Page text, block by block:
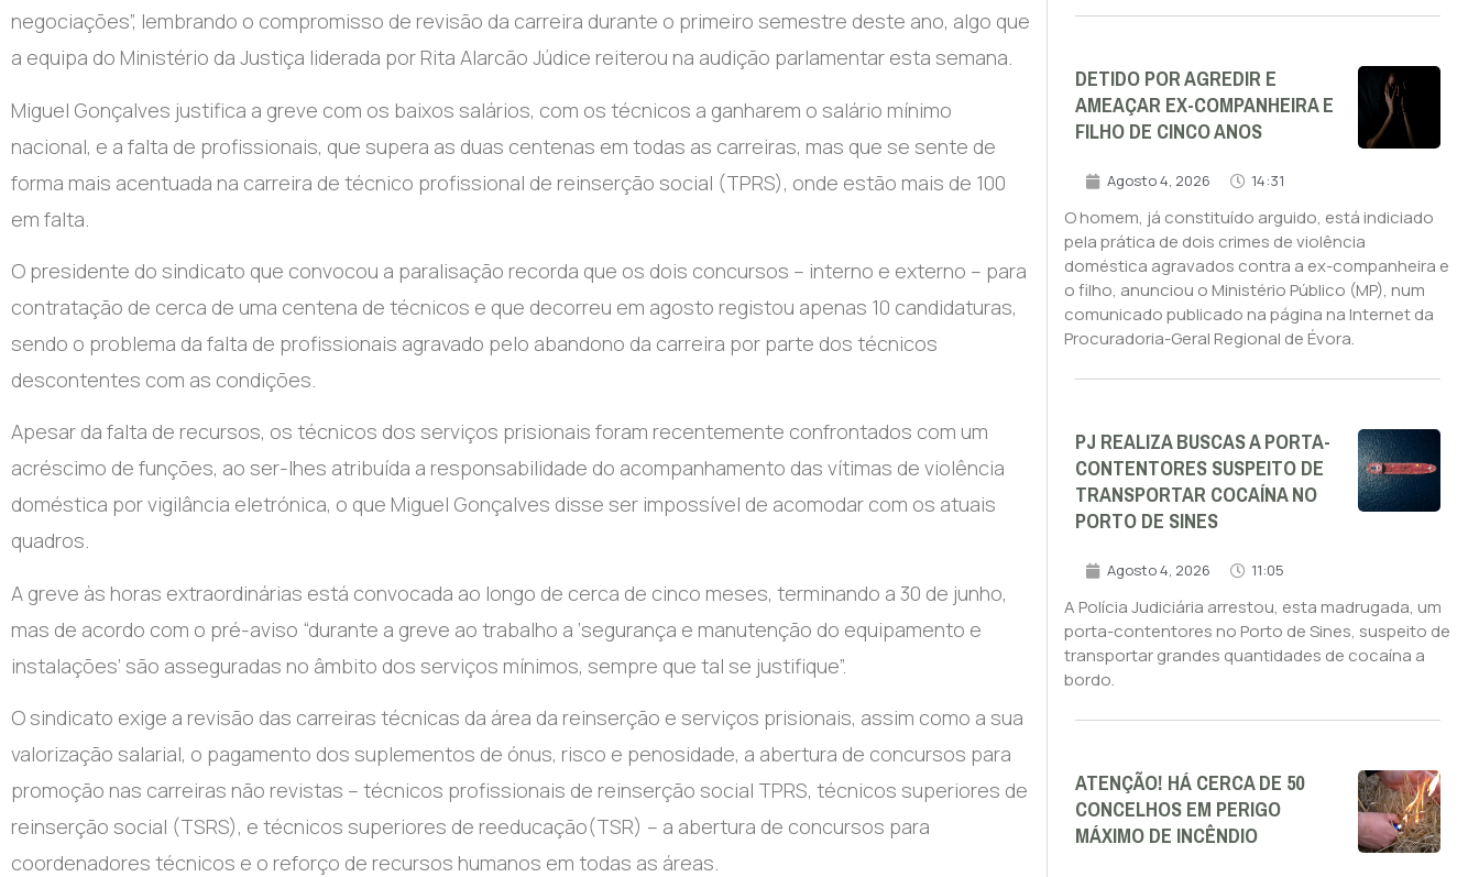
negociações”, lembrando o compromisso de revisão da carreira durante o primeiro semestre deste ano, algo que
a equipa do Ministério da Justiça liderada por Rita Alarcão Júdice reiterou na audição parlamentar esta semana.
Miguel Gonçalves justifica a greve com os baixos salários, com os técnicos a ganharem o salário mínimo
nacional, e a falta de profissionais, que supera as duas centenas em todas as carreiras, mas que se sente de
forma mais acentuada na carreira de técnico profissional de reinserção social (TPRS), onde estão mais de 100
em falta.
O presidente do sindicato que convocou a paralisação recorda que os dois concursos – interno e externo – para
contratação de cerca de uma centena de técnicos e que decorreu em agosto registou apenas 10 candidaturas,
sendo o problema da falta de profissionais agravado pelo abandono da carreira por parte dos técnicos
descontentes com as condições.
Apesar da falta de recursos, os técnicos dos serviços prisionais foram recentemente confrontados com um
acréscimo de funções, ao ser-lhes atribuída a responsabilidade do acompanhamento das vítimas de violência
doméstica por vigilância eletrónica, o que Miguel Gonçalves disse ser impossível de acomodar com os atuais
quadros.
A greve às horas extraordinárias está convocada ao longo de cerca de cinco meses, terminando a 30 de junho,
mas de acordo com o pré-aviso “durante a greve ao trabalho a ‘segurança e manutenção do equipamento e
instalações’ são asseguradas no âmbito dos serviços mínimos, sempre que tal se justifique”.
O sindicato exige a revisão das carreiras técnicas da área da reinserção e serviços prisionais, assim como a sua
valorização salarial, o pagamento dos suplementos de ónus, risco e penosidade, a abertura de concursos para
promoção nas carreiras não revistas – técnicos profissionais de reinserção social TPRS, técnicos superiores de
reinserção social (TSRS), e técnicos superiores de reeducação(TSR) – a abertura de concursos para
coordenadores técnicos e o reforço de recursos humanos em todas as áreas.
DETIDO POR AGREDIR E
AMEAÇAR EX-COMPANHEIRA E
FILHO DE CINCO ANOS
Agosto 4, 2026 14:31
O homem, já constituído arguido, está indiciado
pela prática de dois crimes de violência
doméstica agravados contra a ex-companheira e
o filho, anunciou o Ministério Público (MP), num
comunicado publicado na página na Internet da
Procuradoria-Geral Regional de Évora.
PJ REALIZA BUSCAS A PORTA-
CONTENTORES SUSPEITO DE
TRANSPORTAR COCAÍNA NO
PORTO DE SINES
Agosto 4, 2026 11:05
A Polícia Judiciária arrestou, esta madrugada, um
porta-contentores no Porto de Sines, suspeito de
transportar grandes quantidades de cocaína a
bordo.
ATENÇÃO! HÁ CERCA DE 50
CONCELHOS EM PERIGO
MÁXIMO DE INCÊNDIO